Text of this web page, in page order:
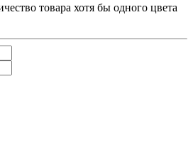
товара хотя бы одного цвета